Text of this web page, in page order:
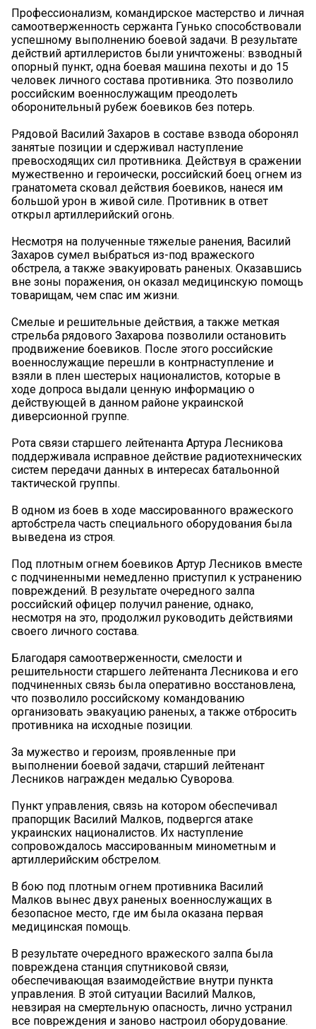
Профессионализм, командирское мастерство и личная
самоотверженность сержанта Гунько способствовали
успешному выполнению боевой задачи. В результате
действий артиллеристов были уничтожены: взводный
опорный пункт, одна боевая машина пехоты и до 15
человек личного состава противника. Это позволило
российским военнослужащим преодолеть
оборонительный рубеж боевиков без потерь.
Рядовой Василий Захаров в составе взвода оборонял
занятые позиции и сдерживал наступление
превосходящих сил противника. Действуя в сражении
мужественно и героически, российский боец огнем из
гранатомета сковал действия боевиков, нанеся им
большой урон в живой силе. Противник в ответ
открыл артиллерийский огонь.
Несмотря на полученные тяжелые ранения, Василий
Захаров сумел выбраться из-под вражеского
обстрела, а также эвакуировать раненых. Оказавшись
вне зоны поражения, он оказал медицинскую помощь
товарищам, чем спас им жизни.
Смелые и решительные действия, а также меткая
стрельба рядового Захарова позволили остановить
продвижение боевиков. После этого российские
военнослужащие перешли в контрнаступление и
взяли в плен шестерых националистов, которые в
ходе допроса выдали ценную информацию о
действующей в данном районе украинской
диверсионной группе.
Рота связи старшего лейтенанта Артура Лесникова
поддерживала исправное действие радиотехнических
систем передачи данных в интересах батальонной
тактической группы.
В одном из боев в ходе массированного вражеского
артобстрела часть специального оборудования была
выведена из строя.
Под плотным огнем боевиков Артур Лесников вместе
с подчиненными немедленно приступил к устранению
повреждений. В результате очередного залпа
российский офицер получил ранение, однако,
несмотря на это, продолжил руководить действиями
своего личного состава.
Благодаря самоотверженности, смелости и
решительности старшего лейтенанта Лесникова и его
подчиненных связь была оперативно восстановлена,
что позволило российскому командованию
организовать эвакуацию раненых, а также отбросить
противника на исходные позиции.
За мужество и героизм, проявленные при
выполнении боевой задачи, старший лейтенант
Лесников награжден медалью Суворова.
Пункт управления, связь на котором обеспечивал
прапорщик Василий Малков, подвергся атаке
украинских националистов. Их наступление
сопровождалось массированным минометным и
артиллерийским обстрелом.
В бою под плотным огнем противника Василий
Малков вынес двух раненых военнослужащих в
безопасное место, где им была оказана первая
медицинская помощь.
В результате очередного вражеского залпа была
повреждена станция спутниковой связи,
обеспечивающая взаимодействие внутри пункта
управления. В этой ситуации Василий Малков,
невзирая на смертельную опасность, лично устранил
все повреждения и заново настроил оборудование.